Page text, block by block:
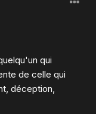
qui
de celle qui
déception,